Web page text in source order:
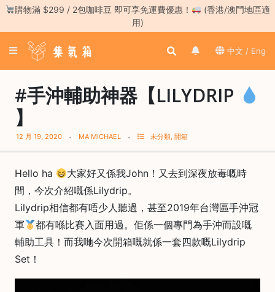
登
／
冊
咖
手
沖
工
具
濃
縮
Skip購物滿 $299 / 2包咖啡豆 即可享免運費優惠！
(香港/澳門地區適
用)
中文 / Eng
#手沖輔助神器【LILYDRIP
】
12 月 19, 2020 MA MICHAEL 未分類,開箱
Hello ha
大家好又係我John！又去到深夜放毒嘅時
間，今次介紹嘅係Lilydrip。
Lilydrip相信都有唔少人聽過，甚至2019年台灣區手沖冠
軍
都有喺比賽入面用過。佢係一個專門為手沖而設嘅
輔助工具！而我哋今次開箱嘅就係一套四款嘅Lilydrip
Set！